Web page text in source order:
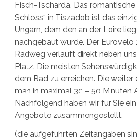
Fisch-Tscharda. Das romantische
Schloss“ in Tiszadob ist das
Ungarn, dem den an der Loire
nachgebaut wurde. Der Eurovelo
Radweg verläuft direkt neben
Platz. Die meisten
dem Rad zu erreichen. Die
man in maximal 30 – 50 Minuten
Nachfolgend haben wir für Sie
Angebote zusammengestellt.
(die aufgeführten Zeitangaben